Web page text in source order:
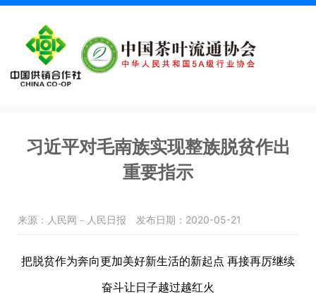
习近平对毛南族实现整族脱贫作出
重要指示
来源：人民网－人民日报 发布日期：2020-05-21
把脱贫作为奔向更加美好新生活的新起点 再接再厉继续
奋斗让日子越过越红火